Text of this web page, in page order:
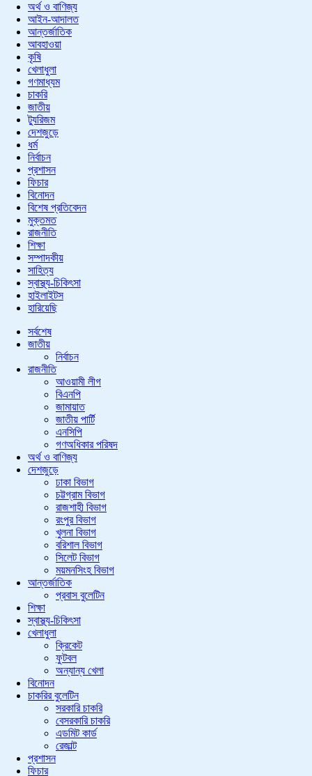
অর্থ ও বাণিজ্য
আইন-আদালত
আন্তর্জাতিক
আবহাওয়া
কৃষি
খেলাধুলা
গণমাধ্যম
চাকরি
জাতীয়
ট্যুরিজম
দেশজুড়ে
ধর্ম
নির্বাচন
প্রশাসন
ফিচার
বিনোদন
বিশেষ প্রতিবেদন
মুক্তমত
রাজনীতি
শিক্ষা
সম্পাদকীয়
সাহিত্য
স্বাস্থ্য-চিকিৎসা
হাইলাইটস
হারিয়েছি
সর্বশেষ
জাতীয়
নির্বাচন
রাজনীতি
আওয়ামী লীগ
বিএনপি
জামায়াত
জাতীয় পার্টি
এনসিপি
গণঅধিকার পরিষদ
অর্থ ও বাণিজ্য
দেশজুড়ে
ঢাকা বিভাগ
চট্টগ্রাম বিভাগ
রাজশাহী বিভাগ
রংপুর বিভাগ
খুলনা বিভাগ
বরিশাল বিভাগ
সিলেট বিভাগ
ময়মনসিংহ বিভাগ
আন্তর্জাতিক
প্রবাস বুলেটিন
শিক্ষা
স্বাস্থ্য-চিকিৎসা
খেলাধুলা
ক্রিকেট
ফুটবল
অন্যান্য খেলা
বিনোদন
চাকরির বুলেটিন
সরকারি চাকরি
বেসরকারি চাকরি
এডমিট কার্ড
রেজাল্ট
প্রশাসন
ফিচার